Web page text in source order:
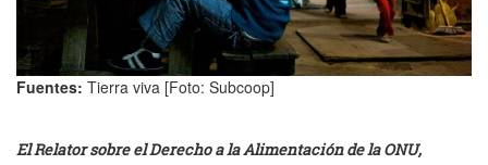
Fuentes: Tierra viva [Foto: Subcoop]
El Relator sobre el Derecho a la Alimentación de la ONU,